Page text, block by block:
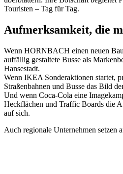
Touristen – Tag für Tag.
Aufmerksamkeit, die
Wenn HORNBACH einen neuen
auffällig gestaltete Busse als
Hansestadt.
Wenn IKEA Sonderaktionen startet,
Straßenbahnen und Busse das Bild
Und wenn Coca-Cola eine
Heckflächen und Traffic Boards die
auf sich.
Auch regionale Unternehmen setzen